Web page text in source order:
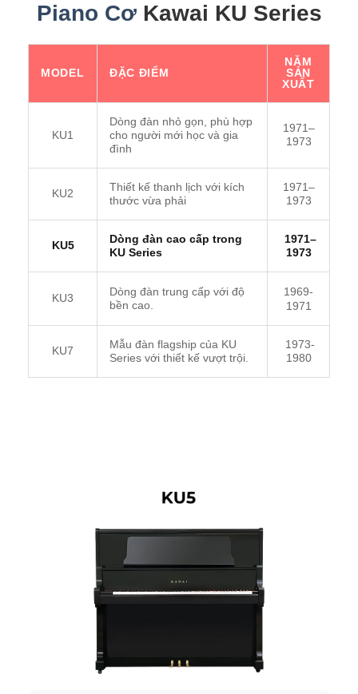
Piano CơKawai KU Series
MODEL ĐẶC ĐIỂM
NĂM
SẢN
XUẤT
KU1
Dòng đàn nhỏ gọn, phù hợp
cho người mới học và gia
đình
1971–
1973
KU2
Thiết kế thanh lịch với kích
thước vừa phải
1971–
1973
KU5
Dòng đàn cao cấp trong
KU Series
1971–
1973
KU3
Dòng đàn trung cấp với độ
bền cao.
1969-
1971
KU7
Mẫu đàn flagship của KU
Series với thiết kế vượt trội.
1973-
1980